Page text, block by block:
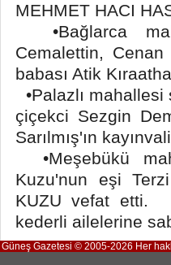
MEHMET HACI
•Bağlarca
Cemalettin,
babası Atik
•Palazlı
çiçekci Sezgin
Sarılmış'ın
•Meşebükü
Kuzu'nun eşi
KUZU vefat etti.
kederli ailelerine
Güneş Gazetesi © 2005-2026 Her